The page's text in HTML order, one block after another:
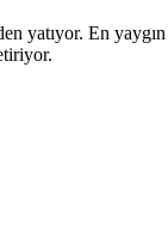
yatıyor. En